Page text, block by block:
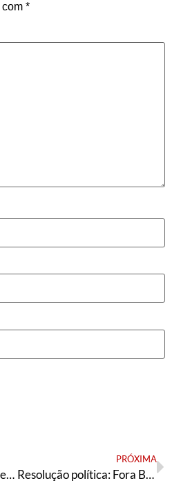
*
O caso do Auxílio Emergencial e a tática da esquerda
PRÓXIMA
Resolução política: Fora Bolsonaro e Mourão, seu governo e suas políticas!!